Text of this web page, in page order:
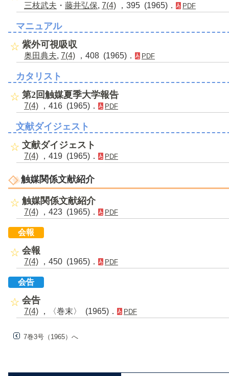
三枝武夫 ・ 藤井弘保, 7(4) ，395 (1965)． PDF
マニュアル
紫外可視吸収
奥田典夫, 7(4) ，408 (1965)． PDF
カタリスト
第2回触媒夏季大学報告
7(4) ，416 (1965)． PDF
文献ダイジェスト
文献ダイジェスト
7(4) ，419 (1965)． PDF
触媒関係文献紹介
触媒関係文献紹介
7(4) ，423 (1965)． PDF
会報
会報
7(4) ，450 (1965)． PDF
会告
会告
7(4) ，〈巻末〉 (1965)． PDF
7巻3号（1965）へ